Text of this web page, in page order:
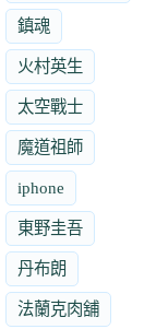
鎮魂
火村英生
太空戰士
魔道祖師
iphone
東野圭吾
丹布朗
法蘭克肉舖